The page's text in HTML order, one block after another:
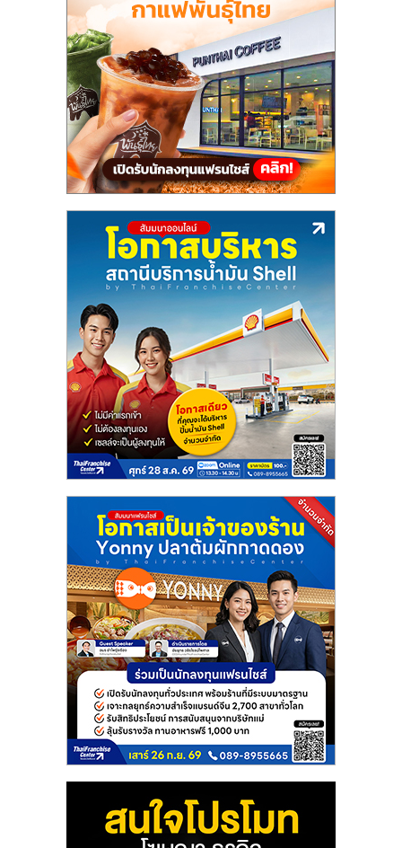
ไชส์,
รวม
แฟ
ขาย
แฟ
ไชส์
แฟ
ไชส์
ขาย
หน้า
บ้าน
ลงทุน